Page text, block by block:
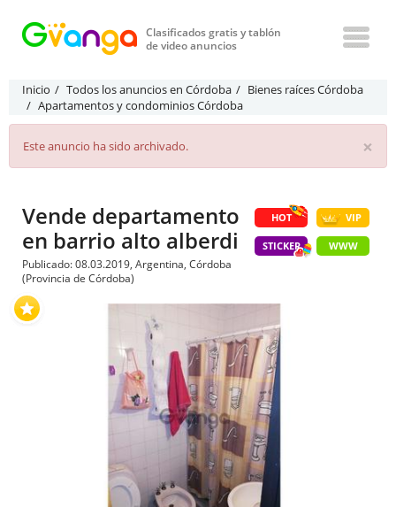
Clasificados gratis y tablón
de video anuncios
Inicio Todos los anuncios en Córdoba
Bienes raíces Córdoba
Apartamentos y condominios Córdoba
×
Este anuncio ha sido archivado.
HOT VIP
STICKER WWW
Vende departamento
en barrio alto alberdi
Publicado: 08.03.2019, Argentina, Córdoba
(Provincia de Córdoba)